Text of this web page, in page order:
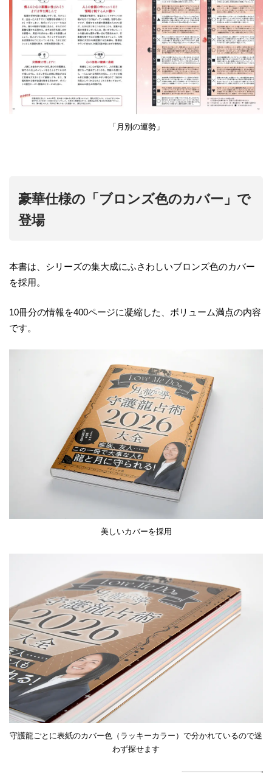
「月別の運勢」
豪華仕様の「ブロンズ色のカバー」で
登場
本書は、シリーズの集大成にふさわしいブロンズ色のカバー
を採用。
10冊分の情報を400ページに凝縮した、ボリューム満点の内容
です。
美しいカバーを採用
守護龍ごとに表紙のカバー色（ラッキーカラー）で分かれているので迷
わず探せます